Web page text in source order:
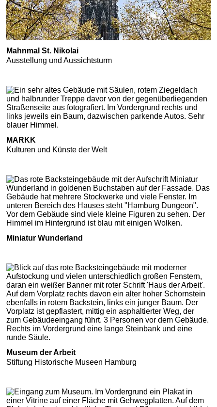
Mahnmal St. Nikolai
Ausstellung und Aussichtsturm
MARKK
Kulturen und Künste der Welt
Miniatur Wunderland
Museum der Arbeit
Stiftung Historische Museen Hamburg